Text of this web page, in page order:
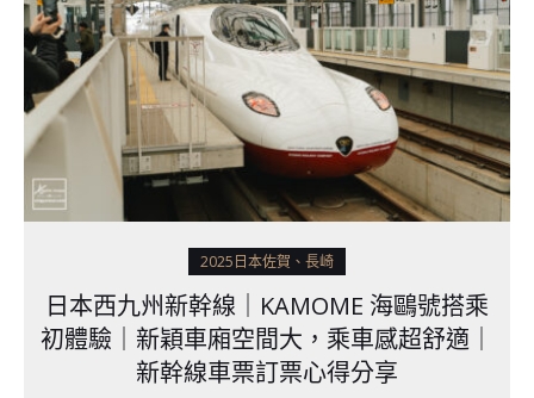
2025日本佐賀、長崎
日本西九州新幹線｜KAMOME 海鷗號搭乘
初體驗｜新穎車廂空間大，乘車感超舒適｜
新幹線車票訂票心得分享